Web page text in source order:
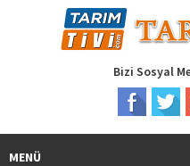
Bizi Sosyal
MENÜ